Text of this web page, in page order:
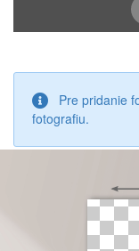
Pre pridanie
fotografiu.